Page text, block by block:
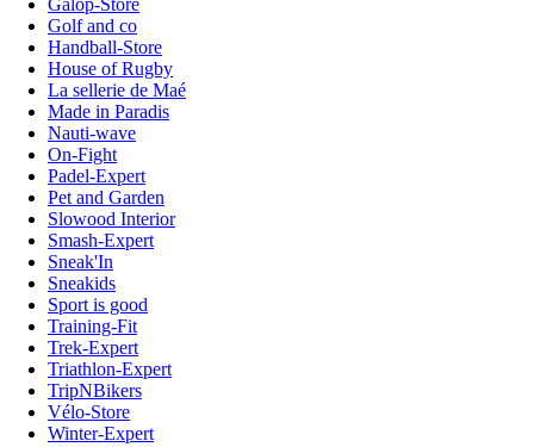
Galop-Store
Golf and co
Handball-Store
House of Rugby
La sellerie de Maé
Made in Paradis
Nauti-wave
On-Fight
Padel-Expert
Pet and Garden
Slowood Interior
Smash-Expert
Sneak'In
Sneakids
Sport is good
Training-Fit
Trek-Expert
Triathlon-Expert
TripNBikers
Vélo-Store
Winter-Expert